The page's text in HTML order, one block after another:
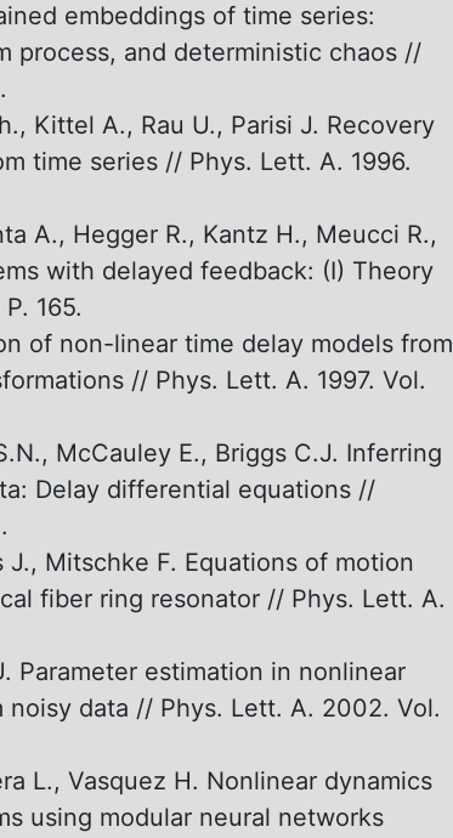
embeddings of time series:
process, and deterministic chaos //
Kittel A., Rau U., Parisi J. Recovery
time series // Phys. Lett. A. 1996.
A., Hegger R., Kantz H., Meucci R.,
with delayed feedback: (I) Theory
165.
of non-linear time delay models from
// Phys. Lett. A. 1997. Vol.
McCauley E., Briggs C.J. Inferring
Delay differential equations //
Mitschke F. Equations of motion
fiber ring resonator // Phys. Lett. A.
Parameter estimation in nonlinear
data // Phys. Lett. A. 2002. Vol.
L., Vasquez H. Nonlinear dynamics
using modular neural networks